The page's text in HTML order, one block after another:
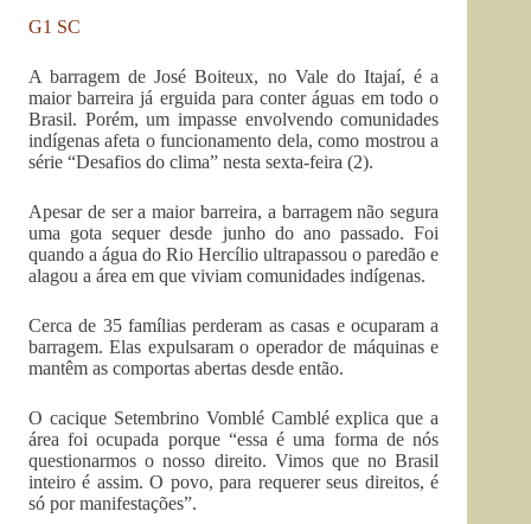
G1 SC
A barragem de José Boiteux, no Vale do Itajaí, é a
maior barreira já erguida para conter águas em todo o
Brasil. Porém, um impasse envolvendo comunidades
indígenas afeta o funcionamento dela, como mostrou a
série “Desafios do clima” nesta sexta-feira (2).
Apesar de ser a maior barreira, a barragem não segura
uma gota sequer desde junho do ano passado. Foi
quando a água do Rio Hercílio ultrapassou o paredão e
alagou a área em que viviam comunidades indígenas.
Cerca de 35 famílias perderam as casas e ocuparam a
barragem. Elas expulsaram o operador de máquinas e
mantêm as comportas abertas desde então.
O cacique Setembrino Vomblé Camblé explica que a
área foi ocupada porque “essa é uma forma de nós
questionarmos o nosso direito. Vimos que no Brasil
inteiro é assim. O povo, para requerer seus direitos, é
só por manifestações”.